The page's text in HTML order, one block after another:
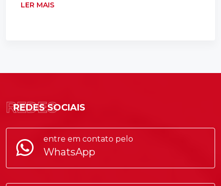
LER MAIS
REDES SOCIAIS
REDES
entre em contato pelo
WhatsApp